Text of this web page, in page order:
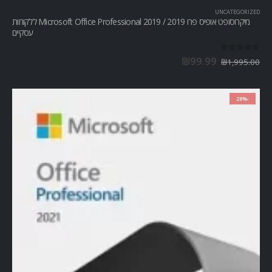
UNCATEGORIZED
מיקרוסופט אופיס פרו Microsoft Office Professional 2019 / 2019 ללקוחות
עסקיים
₪1,995.00
₪99.99
-28%